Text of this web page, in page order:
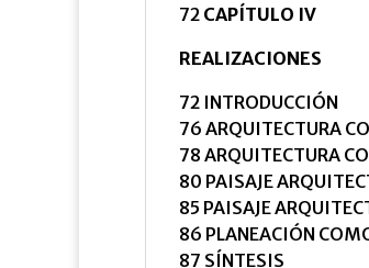
72 CAPÍTULO IV
REALIZACIONES
72 INTRODUCCIÓN
76 ARQUITECTURA
78 ARQUITECTURA
80 PAISAJE
85 PAISAJE
86 PLANEACIÓN
87 SÍNTESIS